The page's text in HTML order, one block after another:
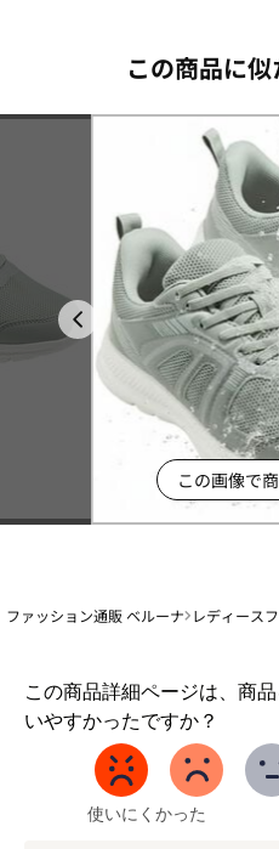
この商品に
この画像で
ファッション通販 ベルーナ レディース
この商品詳細ページは、商
いやすかったですか？
1
か
使いにくかった